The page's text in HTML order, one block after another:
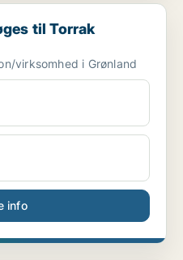
Fashion Qaqortoq
til Torrak
virksomhed i Grønland
info